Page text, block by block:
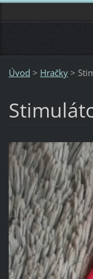
Úvod > Hračky >